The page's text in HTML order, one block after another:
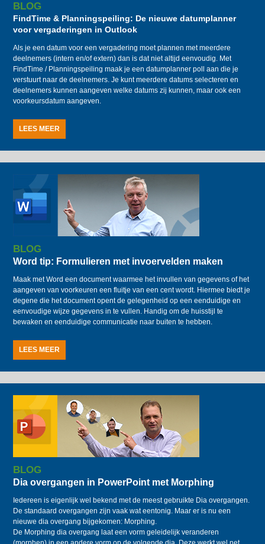
BLOG
FindTime & Planningspeiling: De nieuwe datumplanner
voor vergaderingen in Outlook
Als je een datum voor een vergadering moet plannen met meerdere
deelnemers (intern en/of extern) dan is dat niet altijd eenvoudig. Met
FindTime / Planningspeiling maak je een datumplanner poll aan die je
verstuurt naar de deelnemers. Je kunt meerdere datums selecteren en
deelnemers kunnen aangeven welke datums zij kunnen, maar ook een
voorkeursdatum aangeven.
LEES MEER
BLOG
Word tip: Formulieren met invoervelden maken
Maak met Word een document waarmee het invullen van gegevens of het
aangeven van voorkeuren een fluitje van een cent wordt. Hiermee biedt je
degene die het document opent de gelegenheid op een eenduidige en
eenvoudige wijze gegevens in te vullen. Handig om de huisstijl te
bewaken en eenduidige communicatie naar buiten te hebben.
LEES MEER
BLOG
Dia overgangen in PowerPoint met Morphing
Iedereen is eigenlijk wel bekend met de meest gebruikte Dia overgangen.
De standaard overgangen zijn vaak wat eentonig. Maar er is nu een
nieuwe dia overgang bijgekomen: Morphing.
De Morphing dia overgang laat een vorm geleidelijk veranderen